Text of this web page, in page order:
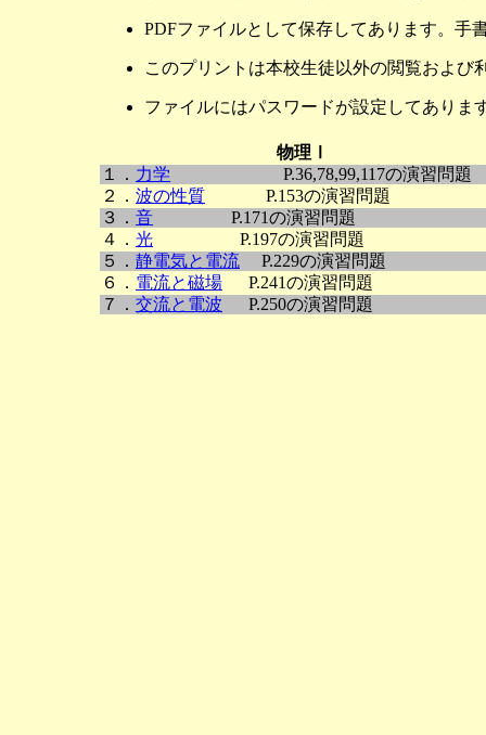
PDFファイルとして保存してあります。手
このプリントは本校生徒以外の閲覧および
ファイルにはパスワードが設定してありま
物理Ⅰ
１． 力学 P.36,78,99,117の演習問題
２． 波の性質 P.153の演習問題
３． 音 P.171の演習問題
４． 光 P.197の演習問題
５． 静電気と電流 P.229の演習問題
６． 電流と磁場 P.241の演習問題
７． 交流と電波 P.250の演習問題